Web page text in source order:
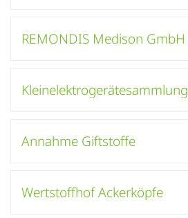
REMONDIS Medison GmbH
Kleinelektrogerätesammlung
Annahme Giftstoffe
Wertstoffhof Ackerköpfe